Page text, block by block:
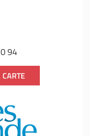
94